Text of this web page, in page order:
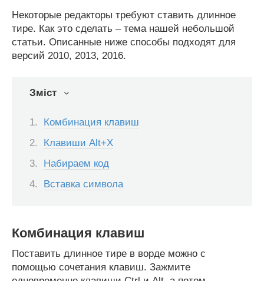
Некоторые редакторы требуют ставить длинное
тире. Как это сделать – тема нашей небольшой
статьи. Описанные ниже способы подходят для
версий 2010, 2013, 2016.
Зміст
Комбинация клавиш
Клавиши Alt+X
Набираем код
Вставка символа
Комбинация клавиш
Поставить длинное тире в ворде можно с
помощью сочетания клавиш. Зажмите